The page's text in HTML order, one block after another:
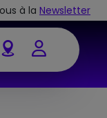
à la Newsletter
Account